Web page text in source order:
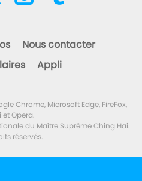
Is No Need to Be Afraid of
Power When We Are
Is Far More Powerful than
Entity
d'exception
Nous contacter
Appli
Chrome, Microsoft Edge, FireFox,
et Opera.
du Maître Suprême Ching Hai.
réservés.